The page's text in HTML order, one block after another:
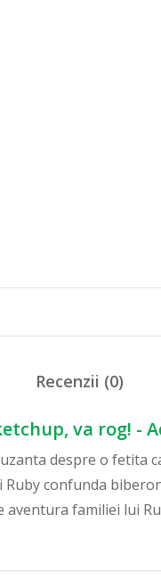
Recenzii (0)
va rog! -
despre o fetita
confunda
aventura familiei lui